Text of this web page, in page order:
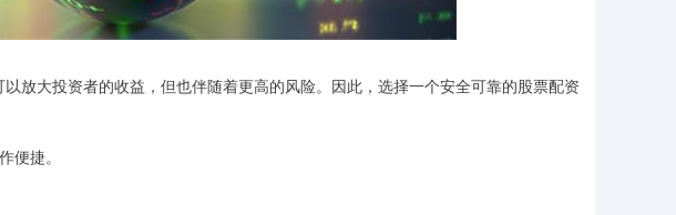
放大投资者的收益，但也伴随着更高的风险。因此，选择一个安全可靠的股票配资
便捷。